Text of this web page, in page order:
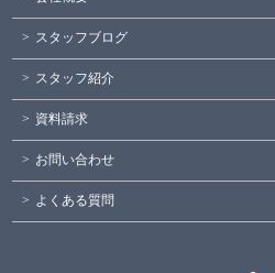
スタッフブログ
スタッフ紹介
資料請求
お問い合わせ
よくある質問